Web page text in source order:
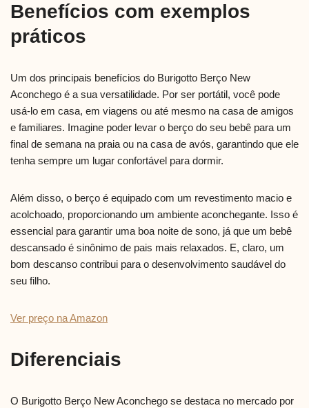
Benefícios com exemplos
práticos
Um dos principais benefícios do Burigotto Berço New
Aconchego é a sua versatilidade. Por ser portátil, você pode
usá-lo em casa, em viagens ou até mesmo na casa de amigos
e familiares. Imagine poder levar o berço do seu bebê para um
final de semana na praia ou na casa de avós, garantindo que ele
tenha sempre um lugar confortável para dormir.
Além disso, o berço é equipado com um revestimento macio e
acolchoado, proporcionando um ambiente aconchegante. Isso é
essencial para garantir uma boa noite de sono, já que um bebê
descansado é sinônimo de pais mais relaxados. E, claro, um
bom descanso contribui para o desenvolvimento saudável do
seu filho.
Ver preço na Amazon
Diferenciais
O Burigotto Berço New Aconchego se destaca no mercado por